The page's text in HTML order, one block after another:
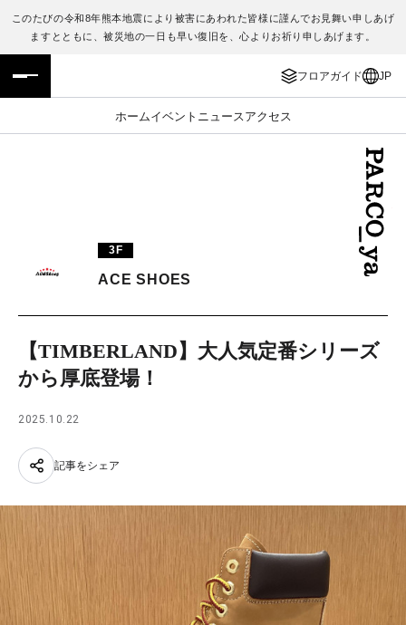
このたびの令和8年熊本地震により被害にあわれた皆様に謹んでお見舞い申しあげ
ますとともに、被災地の一日も早い復旧を、心よりお祈り申しあげます。
フロアガイド JP
ホームイベント ニュース アクセス
フロアガイド
施設案内・アクセス
TAX FREE
JP
ENGLISH
繁体字
日本語
3F
ACE SHOES
【TIMBERLAND】大人気定番シリーズ
から厚底登場！
2025.10.22
記事をシェア